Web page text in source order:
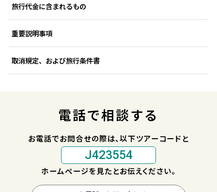
旅行代金に含まれるもの
重要説明事項
取消規定、および旅行条件書
電話で相談する
お電話でお問合せの際は、以下ツアーコードと
J423554
ホームページを見たとお伝えください。